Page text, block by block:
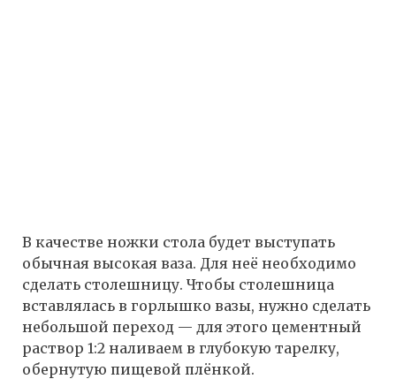
В качестве ножки стола будет выступать
обычная высокая ваза. Для неё необходимо
сделать столешницу. Чтобы столешница
вставлялась в горлышко вазы, нужно сделать
небольшой переход — для этого цементный
раствор 1:2 наливаем в глубокую тарелку,
обернутую пищевой плёнкой.